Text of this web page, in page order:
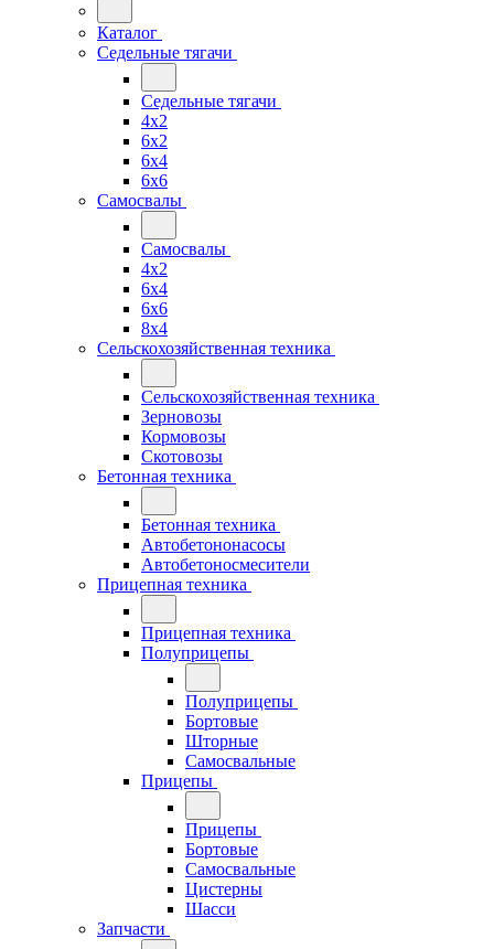
Каталог
Седельные тягачи
Седельные тягачи
4x2
6x2
6x4
6x6
Самосвалы
Самосвалы
4x2
6x4
6x6
8x4
Сельскохозяйственная техника
Сельскохозяйственная техника
Зерновозы
Кормовозы
Скотовозы
Бетонная техника
Бетонная техника
Автобетононасосы
Автобетоносмесители
Прицепная техника
Прицепная техника
Полуприцепы
Полуприцепы
Бортовые
Шторные
Самосвальные
Прицепы
Прицепы
Бортовые
Самосвальные
Цистерны
Шасси
Запчасти